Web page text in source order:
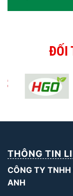
ĐỐI
THÔNG TIN
CÔNG TY TNHH
ANH